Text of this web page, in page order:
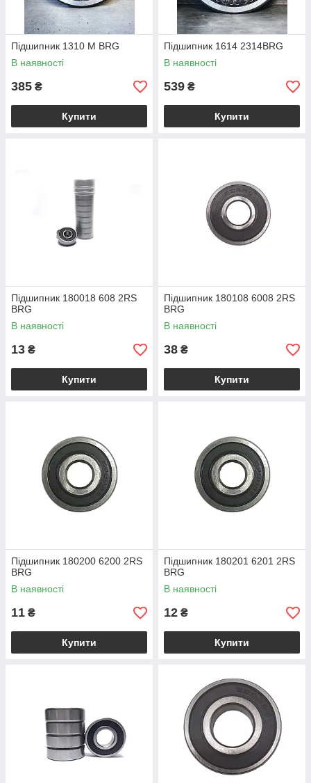
Підшипник 1310 М BRG
В наявності
385 ₴
Купити
Підшипник 1614 2314BRG
В наявності
539 ₴
Купити
Підшипник 180018 608 2RS
BRG
В наявності
13 ₴
Купити
Підшипник 180108 6008 2RS
BRG
В наявності
38 ₴
Купити
Підшипник 180200 6200 2RS
BRG
В наявності
11 ₴
Купити
Підшипник 180201 6201 2RS
BRG
В наявності
12 ₴
Купити